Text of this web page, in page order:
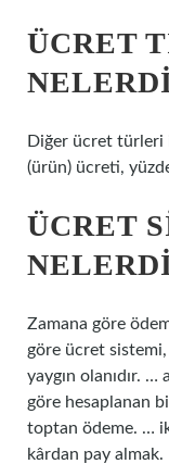
ÜCRET
Diğer ücret türleri
(ürün) ücreti,
ÜCRET
Zamana göre
göre ücret
yaygın olanıdır. …
göre hesaplanan
toptan ödeme. …
kârdan pay almak.